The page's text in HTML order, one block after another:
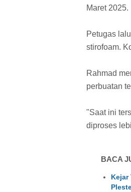
Maret 2025.
Petugas
stirofoam.
Rahmad
perbuatan
"Saat ini
diproses
BACA
Kejar